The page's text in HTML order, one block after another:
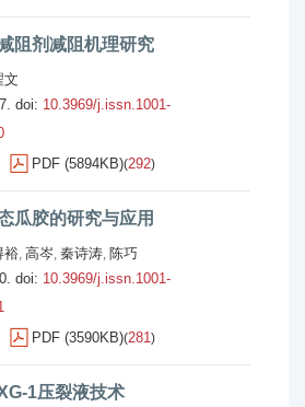
阻剂减阻机理研究
文
doi: 10.3969/j.issn.1001-
PDF (5894KB)(292)
瓜胶的研究与应用
裕, 高岑, 秦诗涛, 陈巧
doi: 10.3969/j.issn.1001-
PDF (3590KB)(281)
1压裂液技术